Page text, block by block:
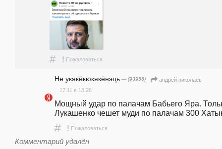
# ! Пожаловаться
Не укякёкюкякёнэць — (93956)
андpeй николаев
17.11 в 18:26
Мощный удар по палачам Бабьего Яра.
Лукашенко чешет муди по палачам 300
# ! Пожаловаться
Комментарий удалён